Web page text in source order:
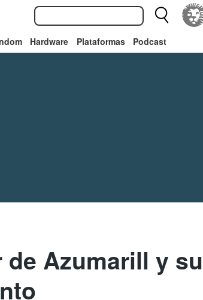
Hardware Plataformas Podcast
Azumarill y su